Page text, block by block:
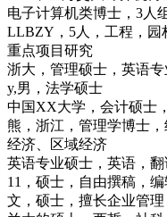
电子计算机类博士，3人
LLBZY，5人，工程，园
重点项目研究
浙大，管理硕士，英语
y,男，法学硕士
中国XX大学，会计硕士
熊，浙江，管理学博士
经济、区域经济
英语专业硕士，英语，翻
11，硕士，自由撰稿，
文，硕士，擅长企业管